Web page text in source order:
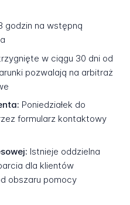
godzin na wstępną
w ciągu 30 dni od
pozwalają na arbitraż
Poniedziałek do
formularz kontaktowy
Istnieje oddzielna
dla klientów
obszaru pomocy